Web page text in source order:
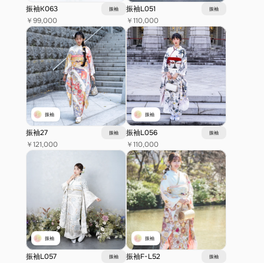
振袖K063 振袖
￥99,000
振袖L051 振袖
￥110,000
振袖
振袖27 振袖
￥121,000
振袖
振袖L056 振袖
￥110,000
振袖
振袖L057 振袖
振袖
振袖F-L52 振袖